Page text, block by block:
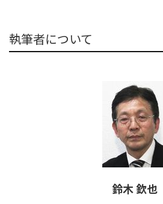
執筆者について
鈴木 欽也